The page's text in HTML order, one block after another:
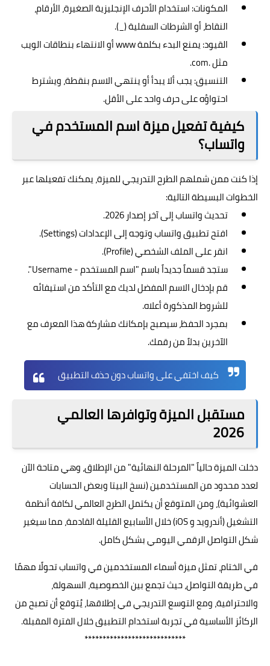
المكونات: استخدام الأحرف الإنجليزية الصغيرة، الأرقام،
النقاط، أو الشرطات السفلية (_).
القيود: يمنع البدء بكلمة www أو الانتهاء بنطاقات الويب
مثل .com.
التنسيق: يجب ألا يبدأ أو ينتهي الاسم بنقطة، ويشترط
احتواؤه على حرف واحد على الأقل.
كيفية تفعيل ميزة اسم المستخدم في
واتساب؟
إذا كنت ممن شملهم الطرح التدريجي للميزة، يمكنك تفعيلها عبر
الخطوات البسيطة التالية:
تحديث واتساب إلى آخر إصدار 2026.
افتح تطبيق واتساب وتوجه إلى الإعدادات (Settings).
انقر على الملف الشخصي (Profile).
ستجد قسماً جديداً باسم "اسم المستخدم - Username".
قم بإدخال الاسم المفضل لديك مع التأكد من استيفائه
للشروط المذكورة أعلاه.
بمجرد الحفظ، سيصبح بإمكانك مشاركة هذا المعرف مع
الآخرين بدلاً من رقمك.
كيف اختفي على واتساب دون حذف التطبيق
مستقبل الميزة وتوافرها العالمي
2026
دخلتالميزةحالياً "المرحلة النهائية" من الإطلاق، وهي متاحة الآن
لعدد محدود من المستخدمين (نسخ البيتا وبعض الحسابات
العشوائية)، ومن المتوقع أن يكتمل الطرح العالمي لكافة أنظمة
التشغيل (أندرويد و iOS) خلال الأسابيع القليلة القادمة، مما سيغير
شكل التواصل الرقمي اليومي بشكل كامل.
في الختام، تمثل ميزة أسماء المستخدمين في واتساب تحولًا مهمًا
في طريقة التواصل، حيث تجمع بين الخصوصية، السهولة،
والاحترافية، ومع التوسع التدريجي في إطلاقها، يُتوقع أن تصبح من
الركائز الأساسية في تجربة استخدام التطبيق خلال الفترة المقبلة.
****************************